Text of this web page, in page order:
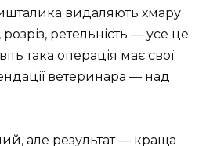
видаляють хмару
ретельність — усе це
така операція має свої
ветеринара — над
але результат — краща